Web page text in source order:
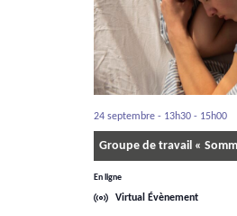
Groupe de travail «
24 septembre - 13h30- 15h00
En ligne
Virtual Évènement